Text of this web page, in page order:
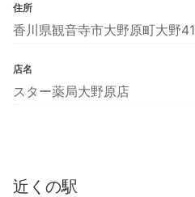
住所
香川県観音寺市大野原町大野
店名
スター薬局大野原店
近くの駅